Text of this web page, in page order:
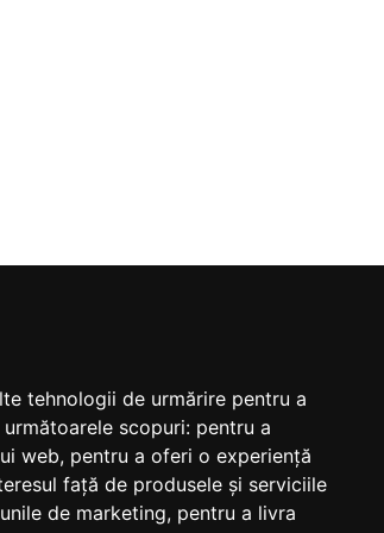
tehnologii de urmărire pentru a
scopuri: pentru a
web, pentru a oferi o experiență
față de produsele și serviciile
de marketing, pentru a livra